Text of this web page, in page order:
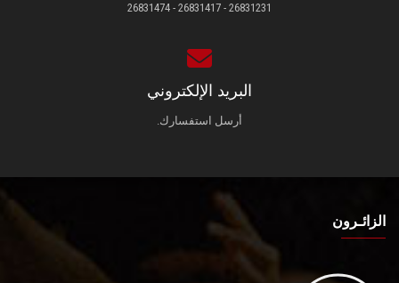
26831231 - 26831417 - 26831474
البريد الإلكتروني
أرسل استفسارك.
الزائـرون